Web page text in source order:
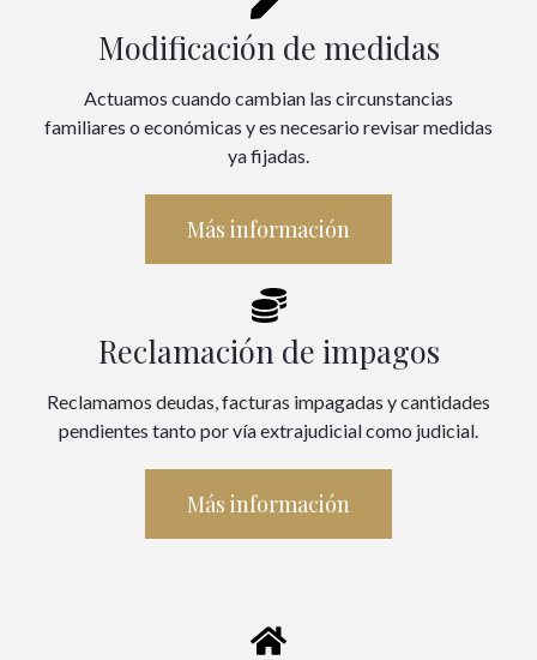
Modificación de medidas
Actuamos cuando cambian las circunstancias
familiares o económicas y es necesario revisar medidas
ya fijadas.
Más información
Reclamación de impagos
Reclamamos deudas, facturas impagadas y cantidades
pendientes tanto por vía extrajudicial como judicial.
Más información